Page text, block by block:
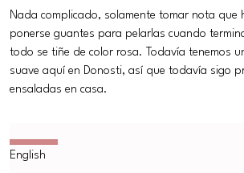
Nada complicado, solamente tomar nota que
ponerse guantes para pelarlas cuando
todo se tiñe de color rosa. Todavía tenemos
suave aquí en Donosti, así que todavía sigo
ensaladas en casa.